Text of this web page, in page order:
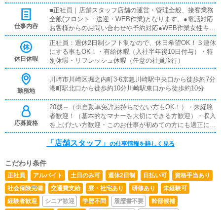
ポットご希望の方は21時以降～軽作業・賞与年2回（業績
による）・昇給(年2回、能力次第で変則昇給あり)・社会保
険完備・残業代支給・扶養手当（配偶者：月10,000円）・
子供手当（お子様1名につき：月5,000円）・特別手当・役
職手当・大入り袋（業績による）・交通費30,000円まで支
給・日払い制度あり・社員旅行年1回（会社負担※希望者の
み参加）・1R寮完備（家賃補助あり）・資格手当（TOEIC
700以上、HSK５級以上[中国語検定]取得者：月30,000円）
仕事内容
■正社員｜店舗スタッフ店舗の運営・管理全般、接客業務
全般(フロント・送迎・WEB作業)となります。●電話対応
お客様からのお問い合わせや予約対応●WEB作業女性キャ
ストの画像やプロフィール、シフト登録、HPの更新作業●
お客様、女性キャスト対応お客様、キャストの送迎、お客
様のご案内●マネジメントキャストの勤怠管理やスケジュ
ール確認●その他清掃や備品管理等、店舗運営のサポート
先輩スタッフがマンツーマンでつきます。個人の適正に応
じて、業務の順番・スピードを臨機応変に変えていきま
す。わからないところを聞きやすい環境を作っていますの
で、業界未経験の方もご安心ください。■アルバイト｜店
舗スタッフ清掃、受付・ご案内などの接客、備品補充・タ
オル回収などを行っていただきます。
休日休暇
正社員：週休2日制シフト制なので、休日希望OK！３連休
にする事もOK！・有給休暇（入社半年後10日付与）・特
別休暇・リフレッシュ休暇（任意の社員旅行）
勤務地
川崎市川崎区堀之内町3-6京急川崎駅中央口から徒歩約7分
港町駅北口から徒歩約10分川崎駅東口から徒歩約10分
応募資格
20歳～（※自動車免許お持ちでない方もOK！）・未経験
者歓迎！（基本的なマナーを大切にできる方歓迎）・収入
を上げたい方歓迎・このお仕事が初めての方にも適正に応
じた教育を行いますので、スピーディに成長いただけま
す！
「店舗スタッフ」 の仕事情報を詳しく見る
こだわり条件
正社員 アルバイト 土日のみ可 週休2日制 日払い可
資格手当あり
社会保険完備
交通費支給 寮・社宅あり 研修あり
未経験可
経験者歓迎
シニア歓迎 学歴不問 履歴書不要
幹部候補